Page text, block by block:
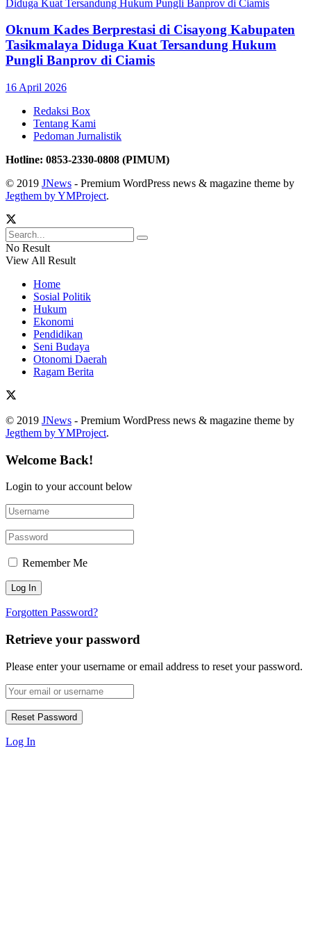
Oknum Kades Berprestasi di Cisayong Kabupaten
Tasikmalaya Diduga Kuat Tersandung Hukum
Pungli Banprov di Ciamis
16 April 2026
Redaksi Box
Tentang Kami
Pedoman Jurnalistik
Hotline: 0853-2330-0808 (PIMUM)
© 2019 JNews - Premium WordPress news & magazine theme by
Jegthem by YMProject.
No Result
View All Result
Home
Sosial Politik
Hukum
Ekonomi
Pendidikan
Seni Budaya
Otonomi Daerah
Ragam Berita
© 2019 JNews - Premium WordPress news & magazine theme by
Jegthem by YMProject.
Welcome Back!
Login to your account below
Remember Me
Forgotten Password?
Retrieve your password
Please enter your username or email address to reset your password.
Log In